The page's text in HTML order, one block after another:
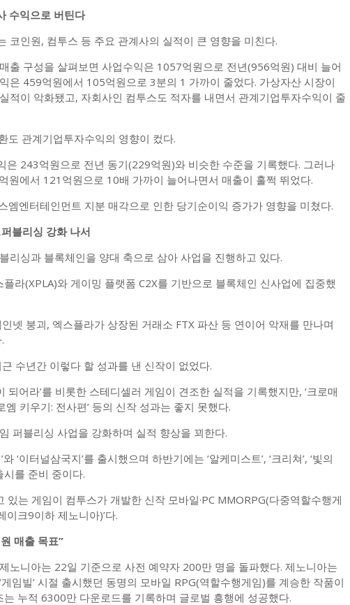
수익으로 버틴다
코인원, 컴투스 등 주요 관계사의 실적이 큰 영향을 미친다.
출 구성을 살펴보면 사업수익은 1057억원으로 전년(956억원) 대비 늘어
은 459억원에서 105억원으로 3분의 1 가까이 줄었다. 가상자산 시장이
적이 악화됐고, 자회사인 컴투스도 적자를 내면서 관계기업투자수익이 줄
도 관계기업투자수익의 영향이 컸다.
은 243억원으로 전년 동기(229억원)와 비슷한 수준을 기록했다. 그러나
원에서 121억원으로 10배 가까이 늘어나면서 매출이 훌쩍 뛰었다.
엠엔터테인먼트 지분 매각으로 인한 당기순이익 증가가 영향을 미쳤다.
블리싱 강화 나서
리싱과 블록체인을 양대 축으로 삼아 사업을 진행하고 있다.
플라(XPLA)와 게이밍 플랫폼 C2X를 기반으로 블록체인 신사업에 집중했
넷 붕괴, 엑스플라가 상장된 거래소 FTX 파산 등 연이어 악재를 만나며
수년간 이렇다 할 성과를 낸 신작이 없었다.
되어라’를 비롯한 스테디셀러 게임이 견조한 실적을 기록했지만, ‘크로매
엠 키우기: 전사편’ 등의 신작 성과는 좋지 못했다.
퍼블리싱 사업을 강화하며 실적 향상을 꾀한다.
‘이터널삼국지’를 출시했으며 하반기에는 ‘알케미스트’, ‘크리쳐’, ‘빛의
시를 준비 중이다.
있는 게임이 컴투스가 개발한 신작 모바일·PC MMORPG(다중역할수행게
이크9이하 제노니아)’다.
매출 목표”
노니아는 22일 기준으로 사전 예약자 200만 명을 돌파했다. 제노니아는
임빌’ 시절 출시했던 동명의 모바일 RPG(역할수행게임)를 계승한 작품이
는 누적 6300만 다운로드를 기록하며 글로벌 흥행에 성공했다.